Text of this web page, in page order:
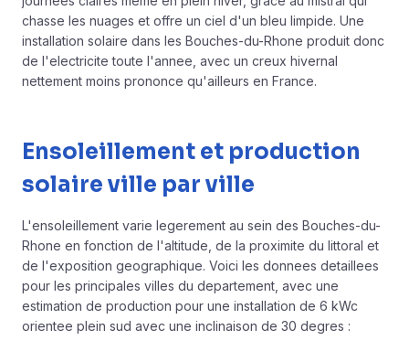
chasse les nuages et offre un ciel d'un bleu limpide. Une
installation solaire dans les Bouches-du-Rhone produit donc
de l'electricite toute l'annee, avec un creux hivernal
nettement moins prononce qu'ailleurs en France.
Ensoleillement et production
solaire ville par ville
L'ensoleillement varie legerement au sein des Bouches-du-
Rhone en fonction de l'altitude, de la proximite du littoral et
de l'exposition geographique. Voici les donnees detaillees
pour les principales villes du departement, avec une
estimation de production pour une installation de 6 kWc
orientee plein sud avec une inclinaison de 30 degres :